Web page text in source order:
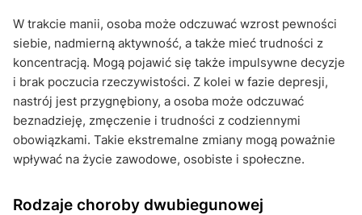
W trakcie manii, osoba może odczuwać wzrost pewności
siebie, nadmierną aktywność, a także mieć trudności z
koncentracją. Mogą pojawić się także impulsywne decyzje
i brak poczucia rzeczywistości. Z kolei w fazie depresji,
nastrój jest przygnębiony, a osoba może odczuwać
beznadzieję, zmęczenie i trudności z codziennymi
obowiązkami. Takie ekstremalne zmiany mogą poważnie
wpływać na życie zawodowe, osobiste i społeczne.
Rodzaje choroby dwubiegunowej